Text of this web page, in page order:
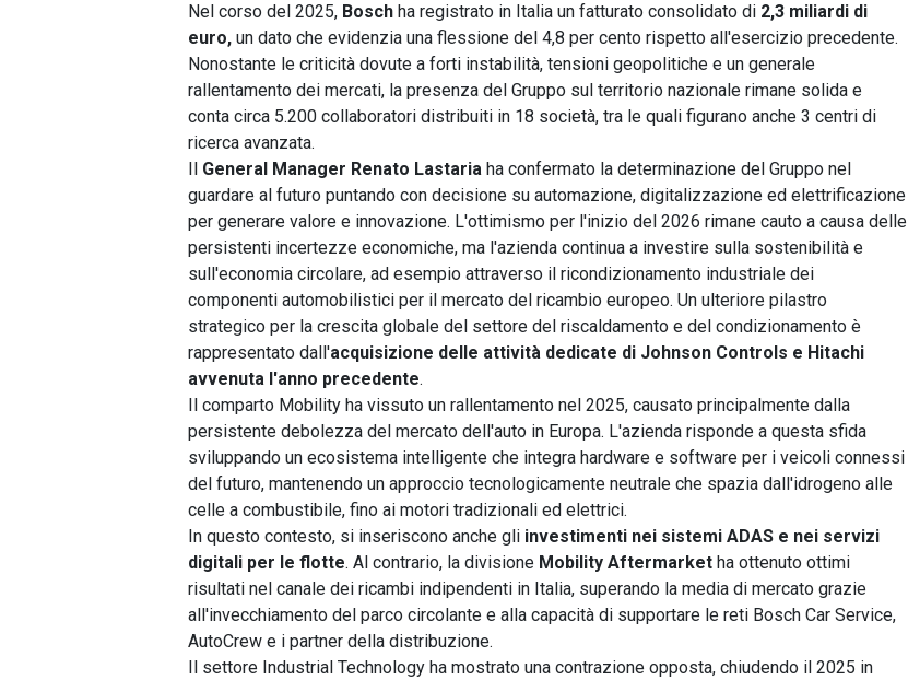
Nel corso del 2025, Bosch ha registrato in Italia un fatturato consolidato di 2,3 miliardi di
euro, un dato che evidenzia una flessione del 4,8 per cento rispetto all'esercizio precedente.
Nonostante le criticità dovute a forti instabilità, tensioni geopolitiche e un generale
rallentamento dei mercati, la presenza del Gruppo sul territorio nazionale rimane solida e
conta circa 5.200 collaboratori distribuiti in 18 società, tra le quali figurano anche 3 centri di
ricerca avanzata.
General Manager Renato Lastaria ha confermato la determinazione del Gruppo nel
guardare al futuro puntando con decisione su automazione, digitalizzazione ed elettrificazione
per generare valore e innovazione. L'ottimismo per l'inizio del 2026 rimane cauto a causa delle
persistenti incertezze economiche, ma l'azienda continua a investire sulla sostenibilità e
sull'economia circolare, ad esempio attraverso il ricondizionamento industriale dei
componenti automobilistici per il mercato del ricambio europeo. Un ulteriore pilastro
strategico per la crescita globale del settore del riscaldamento e del condizionamento è
rappresentato dall'acquisizione delle attività dedicate di Johnson Controls e Hitachi
avvenuta l'anno precedente.
Il comparto Mobility ha vissuto un rallentamento nel 2025, causato principalmente dalla
persistente debolezza del mercato dell'auto in Europa. L'azienda risponde a questa sfida
sviluppando un ecosistema intelligente che integra hardware e software per i veicoli connessi
del futuro, mantenendo un approccio tecnologicamente neutrale che spazia dall'idrogeno alle
celle a combustibile, fino ai motori tradizionali ed elettrici.
In questo contesto, si inseriscono anche gli investimenti nei sistemi ADAS e nei servizi
digitali per le flotte. Al contrario, la divisione Mobility Aftermarket ha ottenuto ottimi
risultati nel canale dei ricambi indipendenti in Italia, superando la media di mercato grazie
all'invecchiamento del parco circolante e alla capacità di supportare le reti Bosch Car Service,
AutoCrew e i partner della distribuzione.
Il settore Industrial Technology ha mostrato una contrazione opposta, chiudendo il 2025 in